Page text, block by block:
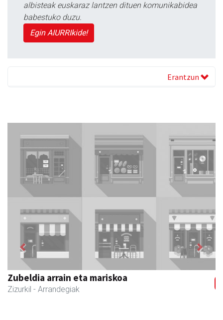
albisteak euskaraz lantzen dituen komunikabidea
babestuko duzu.
Egin AIURRIkide!
Erantzun
Zubeldia arrain eta mariskoa
Zizurkil - Arrandegiak
Previous Next